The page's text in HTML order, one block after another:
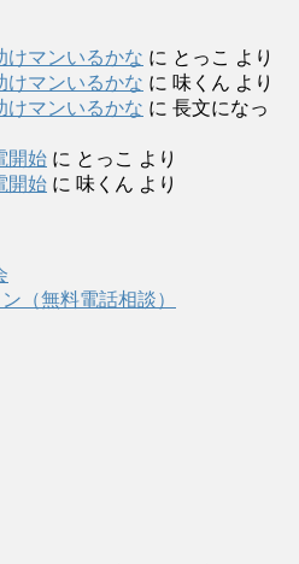
けマンいるかな に とっこ より
けマンいるかな に 味くん より
けマンいるかな に 長文になっ
開始 に とっこ より
開始 に 味くん より
（無料電話相談）